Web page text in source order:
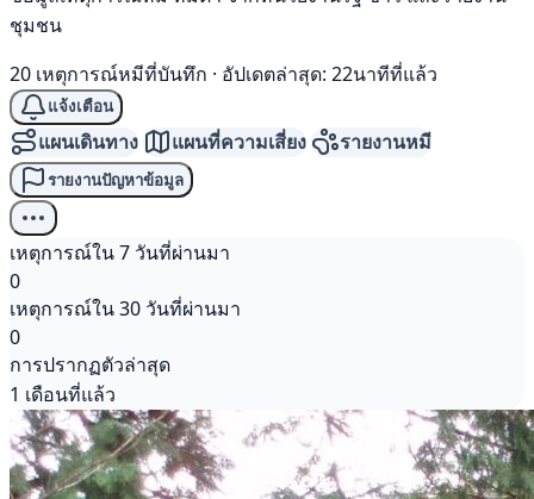
ชุมชน
20 เหตุการณ์หมีที่บันทึก · อัปเดตล่าสุด: 22นาทีที่แล้ว
แจ้งเตือน
แผนเดินทาง แผนที่ความเสี่ยง รายงานหมี
รายงานปัญหาข้อมูล
เหตุการณ์ใน 7 วันที่ผ่านมา
0
เหตุการณ์ใน 30 วันที่ผ่านมา
0
การปรากฏตัวล่าสุด
1 เดือนที่แล้ว